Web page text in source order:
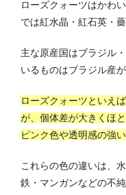
ローズクォーツはかわ
では紅水晶・紅石英・
主な原産国はブラジル
いるものはブラジル産が
ローズクォーツといえ
が、個体差が大きくほ
ピンク色や透明感の強
これらの色の違いは、
鉄・マンガンなどの不